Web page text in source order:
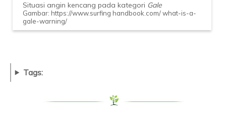
Indeks S
Indeks T
Indeks X
Situasi angin kencang pada kategori Gale
Gambar: https://www.surfing handbook.com/ what-is-a-
gale-warning/
Tags: